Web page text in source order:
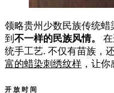
领略贵州少数民族传统
到 不一样的民族风情。
统手工艺. 不仅有苗族，
富的蜡染刺绣纹样 ，让
开 放 时 间